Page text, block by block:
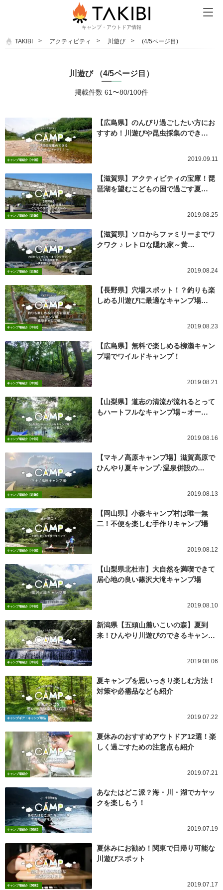
キャンプ・アウトドア情報
TAKIBI アクティビティ 川遊び (4/5ページ目)
川遊び （4/5ページ目）
掲載件数 61〜80/100件
キャンプ場紹介【中国】
【広島県】のんびり過ごしたい方にお
すすめ！川遊びや昆虫採集のでき…
2019.09.11
キャンプ場紹介【近畿】
【滋賀県】アクティビティの宝庫！琵
琶湖を望むこどもの国で過ごす夏…
2019.08.25
キャンプ場紹介【近畿】
【滋賀県】ソロからファミリーまでワ
クワク ♪ レトロな隠れ家～黄…
2019.08.24
キャンプ場紹介【中部】
【長野県】穴場スポット！？釣りも楽
しめる川遊びに最適なキャンプ場…
2019.08.23
キャンプ場紹介【中国】
【広島県】無料で楽しめる柳瀬キャン
プ場でワイルドキャンプ！
2019.08.21
キャンプ場紹介【中部】
【山梨県】道志の清流が流れるとって
もハートフルなキャンプ場～オー…
2019.08.16
キャンプ場紹介【近畿】
【マキノ高原キャンプ場】滋賀高原で
ひんやり夏キャンプ♪温泉併設の…
2019.08.13
キャンプ場紹介【中国】
【岡山県】小森キャンプ村は唯一無
二！不便を楽しむ手作りキャンプ場
2019.08.12
キャンプ場紹介【中部】
【山梨県北杜市】大自然を満喫できて
居心地の良い篠沢大滝キャンプ場
2019.08.10
キャンプ場紹介【中部】
新潟県【五頭山麓いこいの森】夏到
来！ひんやり川遊びのできるキャン…
2019.08.06
キャンプギア・キャンプ用品
夏キャンプを思いっきり楽しむ方法！
対策や必需品なども紹介
2019.07.22
キャンプ場紹介
夏休みのおすすめアウトドア12選！楽
しく過ごすための注意点も紹介
2019.07.21
キャンプ場紹介【関東】
あなたはどこ派？海・川・湖でカヤッ
クを楽しもう！
2019.07.19
キャンプ場紹介【関東】
夏休みにお勧め！関東で日帰り可能な
川遊びスポット
2019.07.17